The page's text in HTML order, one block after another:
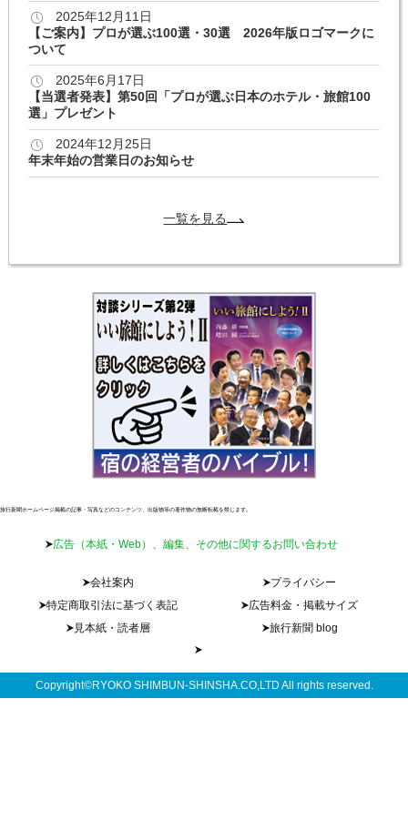
2025年12月11日
【ご案内】プロが選ぶ100選・30選 2026年版ロゴマークに
ついて
2025年6月17日
【当選者発表】第50回「プロが選ぶ日本のホテル・旅館100
選」プレゼント
2024年12月25日
年末年始の営業日のお知らせ
一覧を見る
旅行新聞ホームページ掲載の記事・写真などのコンテンツ、出版物等の著作物の無断転載を禁じます。
広告（本紙・Web）、編集、その他に関するお問い合わせ
会社案内
プライバシー
特定商取引法に基づく表記
広告料金・掲載サイズ
見本紙・読者層
旅行新聞 blog
Copyright©RYOKO SHIMBUN-SHINSHA.CO,LTD All rights reserved.